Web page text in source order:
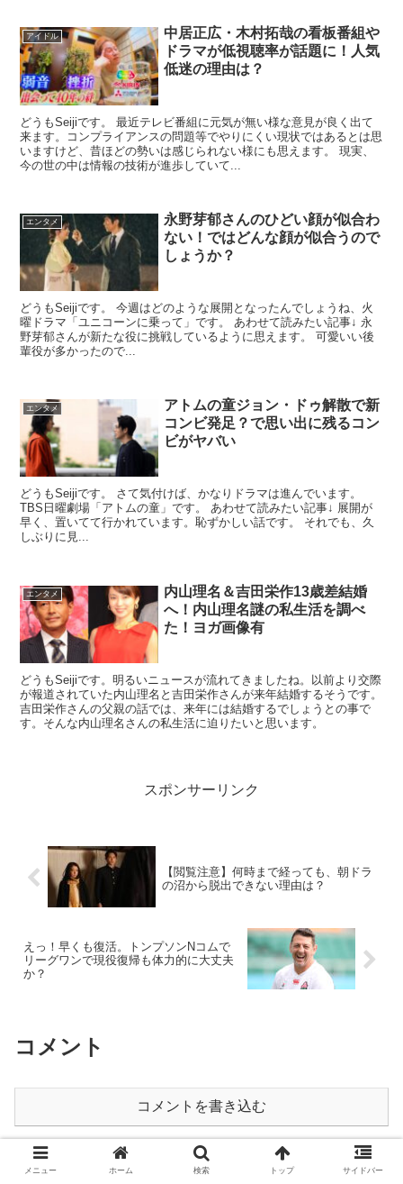
アイドル
中居正広・木村拓哉の看板番組や
ドラマが低視聴率が話題に！人気
低迷の理由は？
どうもSeijiです。 最近テレビ番組に元気が無い様な意見が良く出て
来ます。コンプライアンスの問題等でやりにくい現状ではあるとは思
いますけど、昔ほどの勢いは感じられない様にも思えます。 現実、
今の世の中は情報の技術が進歩していて...
エンタメ
永野芽郁さんのひどい顔が似合わ
ない！ではどんな顔が似合うので
しょうか？
どうもSeijiです。 今週はどのような展開となったんでしょうね、火
曜ドラマ「ユニコーンに乗って」です。 あわせて読みたい記事↓ 永
野芽郁さんが新たな役に挑戦しているように思えます。 可愛いい後
輩役が多かったので...
エンタメ
アトムの童ジョン・ドゥ解散で新
コンビ発足？で思い出に残るコン
ビがヤバい
どうもSeijiです。 さて気付けば、かなりドラマは進んでいます。
TBS日曜劇場「アトムの童」です。 あわせて読みたい記事↓ 展開が
早く、置いてて行かれています。恥ずかしい話です。 それでも、久
しぶりに見...
エンタメ
内山理名＆吉田栄作13歳差結婚
へ！内山理名謎の私生活を調べ
た！ヨガ画像有
どうもSeijiです。明るいニュースが流れてきましたね。以前より交際
が報道されていた内山理名と吉田栄作さんが来年結婚するそうです。
吉田栄作さんの父親の話では、来年には結婚するでしょうとの事で
す。そんな内山理名さんの私生活に迫りたいと思います。
スポンサーリンク
【閲覧注意】何時まで経っても、朝ドラ
の沼から脱出できない理由は？
えっ！早くも復活。トンプソンNコムで
リーグワンで現役復帰も体力的に大丈夫
か？
コメント
コメントを書き込む
ホーム エンタメ
メニュー ホーム 検索 トップ サイドバー